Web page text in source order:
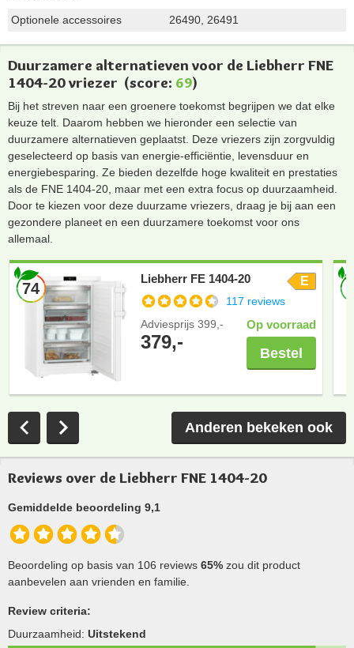
Optionele accessoires 26490, 26491
Duurzamere alternatieven voor de Liebherr FNE
1404-20 vriezer (score: 69)
Bij het streven naar een groenere toekomst begrijpen we dat elke
keuze telt. Daarom hebben we hieronder een selectie van
duurzamere alternatieven geplaatst. Deze vriezers zijn zorgvuldig
geselecteerd op basis van energie-efficiëntie, levensduur en
energiebesparing. Ze bieden dezelfde hoge kwaliteit en prestaties
als de FNE 1404-20, maar met een extra focus op duurzaamheid.
Door te kiezen voor deze duurzame vriezers, draag je bij aan een
gezondere planeet en een duurzamere toekomst voor ons
allemaal.
74
Liebherr FE 1404-20 E
117 reviews
Adviesprijs 399,-
379,-
Op voorraad
Bestel
Anderen bekeken ook
Reviews over de Liebherr FNE 1404-20
Gemiddelde beoordeling 9,1
Beoordeling op basis van 106 reviews 65% zou dit product
aanbevelen aan vrienden en familie.
Review criteria:
Duurzaamheid: Uitstekend